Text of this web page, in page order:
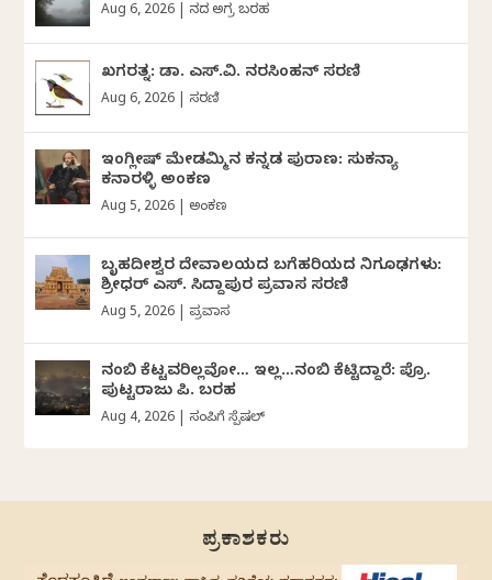
Aug 6, 2026 ದಿನದ ಅಗ್ರ ಬರಹ
ಖಗರತ್ನ: ಡಾ. ಎಸ್.ವಿ. ನರಸಿಂಹನ್‌‌ ಸರಣಿ
Aug 6, 2026 ಸರಣಿ
ಇಂಗ್ಲೀಷ್ ಮೇಡಮ್ಮಿನ ಕನ್ನಡ ಪುರಾಣ: ಸುಕನ್ಯಾ
ಕನಾರಳ್ಳಿ ಅಂಕಣ
Aug 5, 2026 ಅಂಕಣ
ಬೃಹದೀಶ್ವರ ದೇವಾಲಯದ ಬಗೆಹರಿಯದ ನಿಗೂಢಗಳು:
ಶ್ರೀಧರ್‌ ಎಸ್.‌ ಸಿದ್ದಾಪುರ ಪ್ರವಾಸ ಸರಣಿ
Aug 5, 2026 ಪ್ರವಾಸ
ನಂಬಿ ಕೆಟ್ಟವರಿಲ್ಲವೋ… ಇಲ್ಲ…ನಂಬಿ ಕೆಟ್ಟಿದ್ದಾರೆ: ಪ್ರೊ.
ಪುಟ್ಟರಾಜು ಪಿ. ಬರಹ
Aug 4, 2026 ಸಂಪಿಗೆ ಸ್ಪೆಷಲ್
ಪ್ರಕಾಶಕರು